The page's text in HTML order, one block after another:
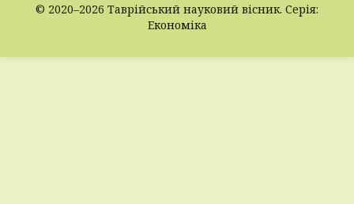
© 2020–2026 Таврійський науковий вісник. Серія:
Економіка